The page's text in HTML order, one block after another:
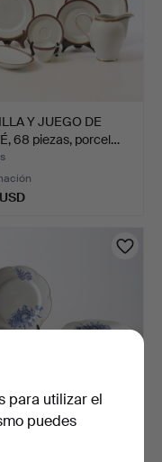
Y JUEGO DE
68 piezas, porcel…
10 uds. Porcelana,
para utilizar el
puedes